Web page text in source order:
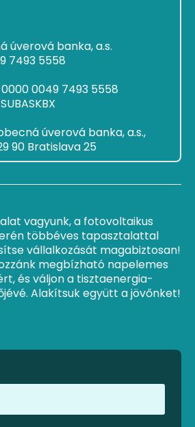
úverová banka, a.s.
7493 5558
0000 0049 7493 5558
SUBASKBX
úverová banka, a.s.,
90 Bratislava 25
vagyunk, a fotovoltaikus
többéves tapasztalattal
vállalkozását magabiztosan!
megbízható napelemes
és váljon a tisztaenergia-
Alakítsuk együtt a jövőnket!